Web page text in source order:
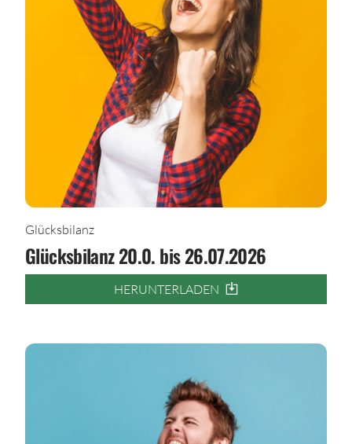
Glücksbilanz
Glücksbilanz 20.0. bis 26.07.2026
HERUNTERLADEN